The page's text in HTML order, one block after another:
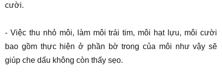
cười.
- Việc thu nhỏ môi, làm môi trái tim, môi hạt lựu, môi cười
bao gồm thực hiện ở phần bờ trong của môi như vậy sẽ
giúp che dấu không còn thấy sẹo.